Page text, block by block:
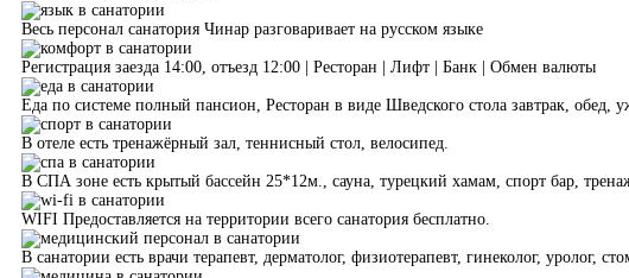
Весь персонал санатория Чинар разговаривает на русском языке
Регистрация заезда 14:00, отъезд 12:00 | Ресторан | Лифт | Банк | Обмен валюты
Еда по системе полный пансион, Ресторан в виде Шведского стола завтрак, обед,
В отеле есть тренажёрный зал, теннисный стол, велосипед.
В СПА зоне есть крытый бассейн 25*12м., сауна, турецкий хамам, спорт бар,
WIFI Предоставляется на территории всего санатория бесплатно.
В санатории есть врачи терапевт, дерматолог, физиотерапевт, гинеколог, уролог,